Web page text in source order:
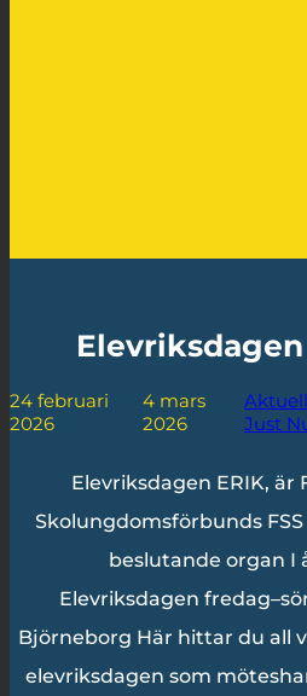
Elevriksdagen
24 februari
2026
4 mars
2026
Just
Elevriksdagen ERIK, är
Skolungdomsförbunds
beslutande organ I
Elevriksdagen
Björneborg Här hittar du all
elevriksdagen som